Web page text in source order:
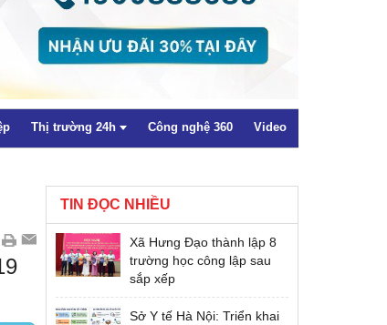
Thị trường 24h
Trong nước
Quốc tế
Công nghệ 360 Video
TIN ĐỌC NHIỀU
Xã Hưng Đạo thành lập 8
trường học công lập sau
sắp xếp
Sở Y tế Hà Nội: Triển khai